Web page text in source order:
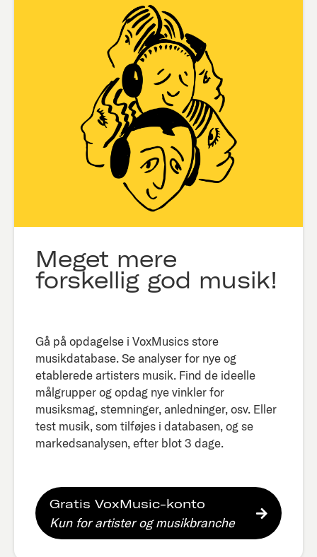
Meget mere
forskellig god musik!
Gå på opdagelse i VoxMusics store
musikdatabase. Se analyser for nye og
etablerede artisters musik. Find de ideelle
målgrupper og opdag nye vinkler for
musiksmag, stemninger, anledninger, osv. Eller
test musik, som tilføjes i databasen, og se
markedsanalysen, efter blot 3 dage.​
Gratis VoxMusic-konto
Kun for artister og musikbranche